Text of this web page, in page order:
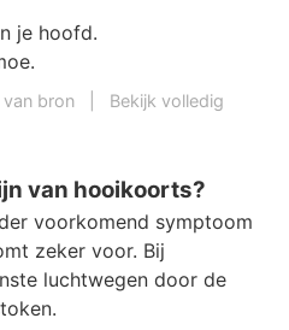
je hoofd.
bron
Bekijk volledig
van hooikoorts?
voorkomend symptoom
zeker voor. Bij
luchtwegen door de